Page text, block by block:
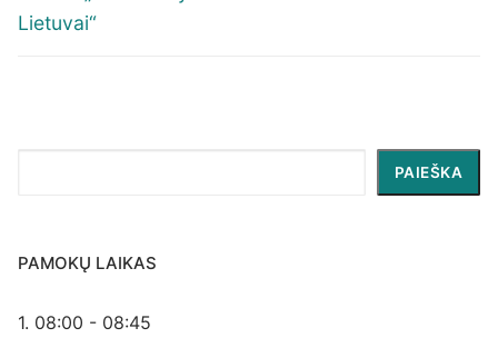
Lietuvai“
PAIEŠKA
PAMOKŲ LAIKAS
1. 08:00 - 08:45